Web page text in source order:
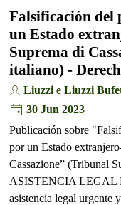
Falsificación del
un Estado
Suprema di
italiano) -
Liuzzi e Liuzzi
30 Jun 2023
Publicación sobre
por un Estado
Cassazione” (Tribunal
ASISTENCIA LEGAL
asistencia legal urgente